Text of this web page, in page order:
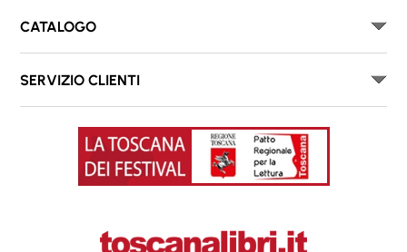
CATALOGO
SERVIZIO CLIENTI